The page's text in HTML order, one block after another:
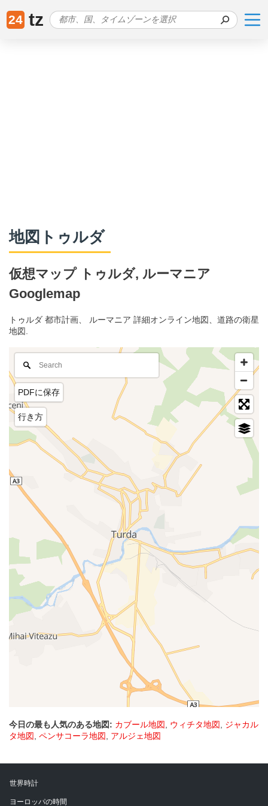
24 tz
地図トゥルダ
仮想マップ トゥルダ, ルーマニア
Googlemap
トゥルダ 都市計画、 ルーマニア 詳細オンライン地図、道路の衛星
地図.
PDFに保存
行き方
今日の最も人気のある地図: カブール地図, ウィチタ地図, ジャカル
タ地図, ペンサコーラ地図, アルジェ地図
世界時計
ヨーロッパの時間